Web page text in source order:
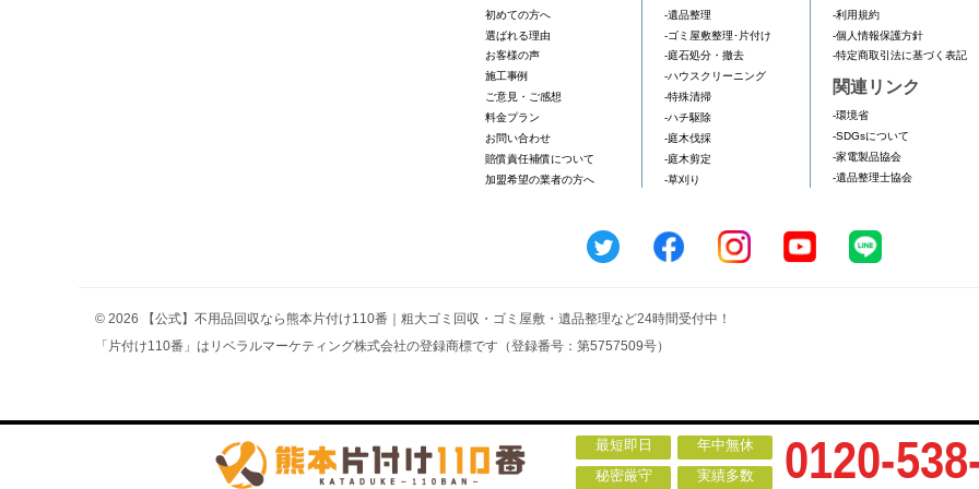
初めての方へ
選ばれる理由
お客様の声
施工事例
ご意見・ご感想
料金プラン
お問い合わせ
賠償責任補償について
加盟希望の業者の方へ
-遺品整理
-ゴミ屋敷整理･片付け
-庭石処分・撤去
-ハウスクリーニング
-特殊清掃
-ハチ駆除
-庭木伐採
-庭木剪定
-草刈り
-利用規約
-個人情報保護方針
-特定商取引法に基づく表記
関連リンク
-環境省
-SDGsについて
-家電製品協会
-遺品整理士協会
© 2026 【公式】不用品回収なら熊本片付け110番｜粗大ゴミ回収・ゴミ屋敷・遺品整理など24時間受付中！
「片付け110番」はリベラルマーケティング株式会社の登録商標です（登録番号：第5757509号）
最短即日
年中無休
秘密厳守
実績多数 0120-